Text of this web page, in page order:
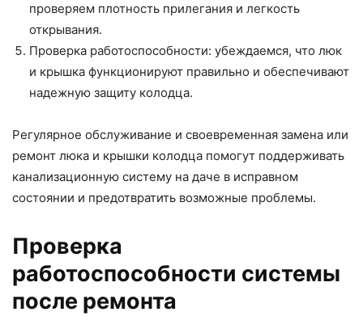
проверяем плотность прилегания и легкость
открывания.
Проверка работоспособности: убеждаемся, что люк
и крышка функционируют правильно и обеспечивают
надежную защиту колодца.
Регулярное обслуживание и своевременная замена или
ремонт люка и крышки колодца помогут поддерживать
канализационную систему на даче в исправном
состоянии и предотвратить возможные проблемы.
Проверка
работоспособности системы
после ремонта